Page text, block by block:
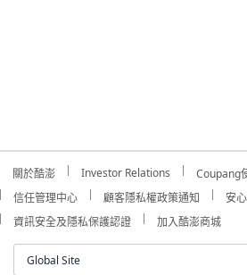
關於酷澎 Investor Relations Coupang
信任管理中心
顧客隱私權政策通知 安
資訊安全及隱私保護認證
加入酷澎商城
Global Site